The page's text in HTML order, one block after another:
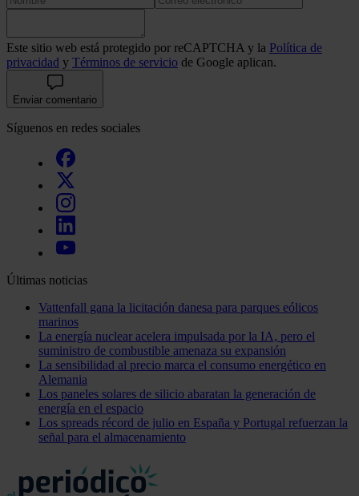
Este sitio web está protegido por reCAPTCHA y la Política de
privacidad y Términos de servicio de Google aplican.
Enviar comentario
Síguenos en redes sociales
Últimas noticias
Vattenfall gana la licitación danesa para parques eólicos
marinos
La energía nuclear acelera impulsada por la IA, pero el
suministro de combustible amenaza su expansión
La sensibilidad al precio marca el consumo energético en
Alemania
Los paneles solares de silicio abaratan la generación de
energía en el espacio
Los spreads récord de julio en España y Portugal refuerzan la
señal para el almacenamiento